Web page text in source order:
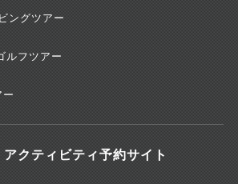
ングツアー
ルフツアー
ー
アクティビティ予約サイト